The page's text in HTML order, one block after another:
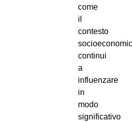
come
il
contesto
continui
a
influenzare
in
modo
significativo